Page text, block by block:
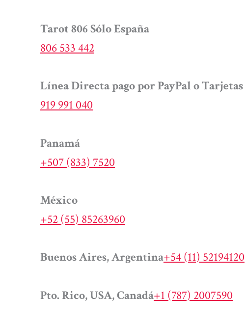
Tarot 806 Sólo España
806 533 442
Línea Directa pago por PayPal o Tarjetas
919 991 040
Panamá
+507 (833) 7520
México
+52 (55) 85263960
Buenos Aires, Argentina+54 (11) 52194120
Pto. Rico, USA, Canadá+1 (787) 2007590